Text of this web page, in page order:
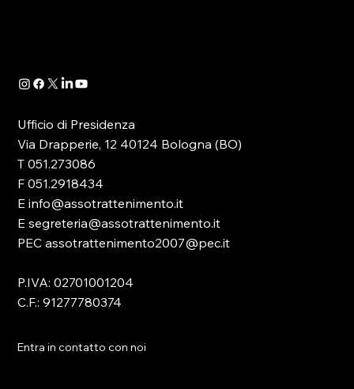
Ufficio di Presidenza
Via Drapperie, 12 40124 Bologna (BO)
T 051.273086
F 051.2918434
E info@assotrattenimento.it
E segreteria@assotrattenimento.it
PEC assotrattenimento2007@pec.it
P.IVA: 02701001204
C.F.: 91277780374
Entra in contatto con noi